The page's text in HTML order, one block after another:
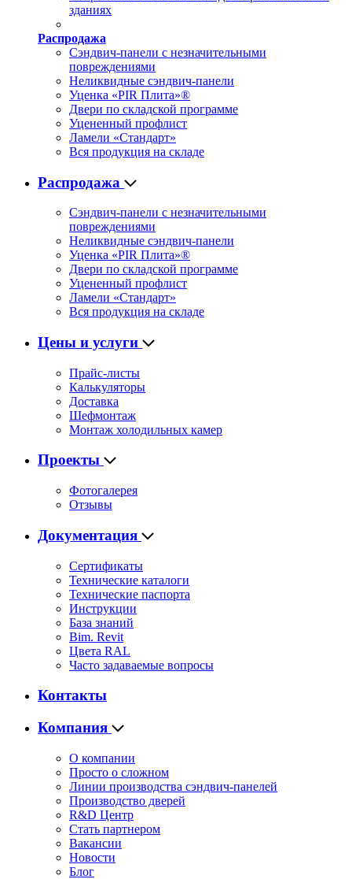
зданиях
Распродажа
Сэндвич-панели с незначительными
повреждениями
Неликвидные сэндвич-панели
Уценка «PIR Плита»®
Двери по складской программе
Уцененный профлист
Ламели «Стандарт»
Вся продукция на складе
Распродажа
Сэндвич-панели с незначительными
повреждениями
Неликвидные сэндвич-панели
Уценка «PIR Плита»®
Двери по складской программе
Уцененный профлист
Ламели «Стандарт»
Вся продукция на складе
Цены и услуги
Прайс-листы
Калькуляторы
Доставка
Шефмонтаж
Монтаж холодильных камер
Проекты
Фотогалерея
Отзывы
Документация
Сертификаты
Технические каталоги
Технические паспорта
Инструкции
База знаний
Bim. Revit
Цвета RAL
Часто задаваемые вопросы
Контакты
Компания
О компании
Просто о сложном
Линии производства сэндвич-панелей
Производство дверей
R&D Центр
Стать партнером
Вакансии
Новости
Блог